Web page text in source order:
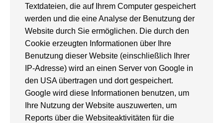
Textdateien, die auf Ihrem Computer gespeichert
werden und die eine Analyse der Benutzung der
Website durch Sie ermöglichen. Die durch den
Cookie erzeugten Informationen über Ihre
Benutzung dieser Website (einschließlich Ihrer
IP-Adresse) wird an einen Server von Google in
den USA übertragen und dort gespeichert.
Google wird diese Informationen benutzen, um
Ihre Nutzung der Website auszuwerten, um
Reports über die Websiteaktivitäten für die